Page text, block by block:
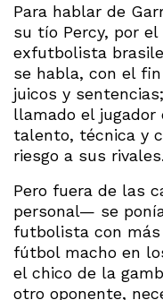
Para hablar de
su tío Percy, por
exfutbolista
se habla, con el
juicos y
llamado el
talento, técnica y
riesgo a sus rivales.
Pero fuera de las
personal— se
futbolista con
fútbol macho en
el chico de la
otro oponente,